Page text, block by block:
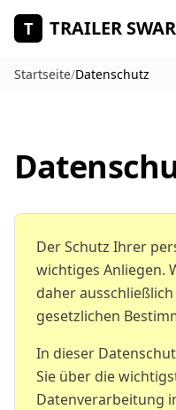
Zum Hauptinhalt springen
T TRAILER
Startseite/Datenschutz
Der Schutz Ihrer
wichtiges Anliegen.
daher
gesetzlichen
In dieser
Sie über die
Datenverarbeitung